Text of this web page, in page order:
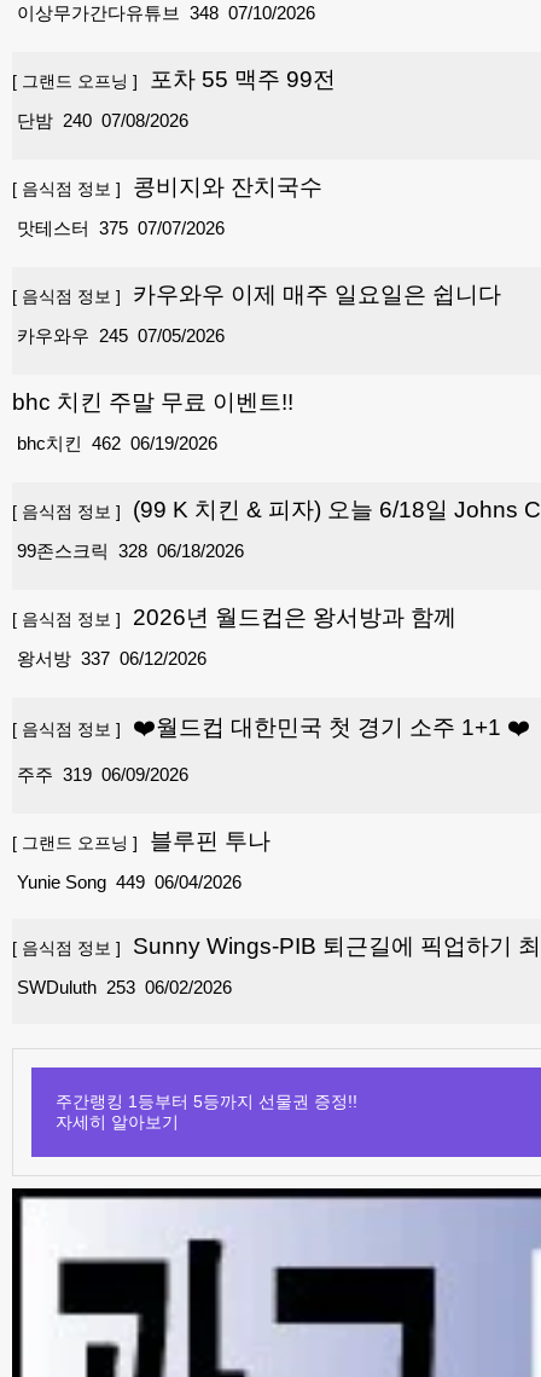
348
이상무가간다유튜브 07/10/2026
[ 그랜드 오프닝 ] 포차 55 맥주 99전
240
단밤 07/08/2026
[ 음식점 정보 ] 콩비지와 잔치국수
375
맛테스터 07/07/2026
[ 음식점 정보 ] 카우와우 이제 매주 일요일은 쉽니다
245
카우와우 07/05/2026
bhc 치킨 주말 무료 이벤트!!
462
bhc치킨 06/19/2026
[ 음식점 정보 ] (99 K 치킨 & 피자) 오늘 6/18일 Johns
328
99존스크릭 06/18/2026
[ 음식점 정보 ] 2026년 월드컵은 왕서방과 함께
337
왕서방 06/12/2026
[ 음식점 정보 ] ❤️월드컵 대한민국 첫 경기 소주 1+1 ❤️
319
주주 06/09/2026
[ 그랜드 오프닝 ] 블루핀 투나
449
Yunie Song 06/04/2026
[ 음식점 정보 ] Sunny Wings-PIB 퇴근길에 픽업하기
253
SWDuluth 06/02/2026
주간랭킹 1등부터 5등까지 선물권 증정!!
자세히 알아보기